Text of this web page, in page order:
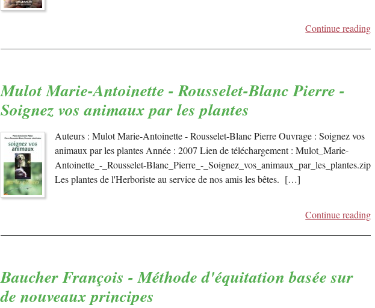
Continue reading
Mulot Marie-Antoinette - Rousselet-Blanc Pierre -
Soignez vos animaux par les plantes
Auteurs : Mulot Marie-Antoinette - Rousselet-Blanc Pierre Ouvrage : Soignez vos
animaux par les plantes Année : 2007 Lien de téléchargement : Mulot_Marie-
Antoinette_-_Rousselet-Blanc_Pierre_-_Soignez_vos_animaux_par_les_plantes.zip
Les plantes de l'Herboriste au service de nos amis les bêtes. […]
Continue reading
Baucher François - Méthode d'équitation basée sur
de nouveaux principes